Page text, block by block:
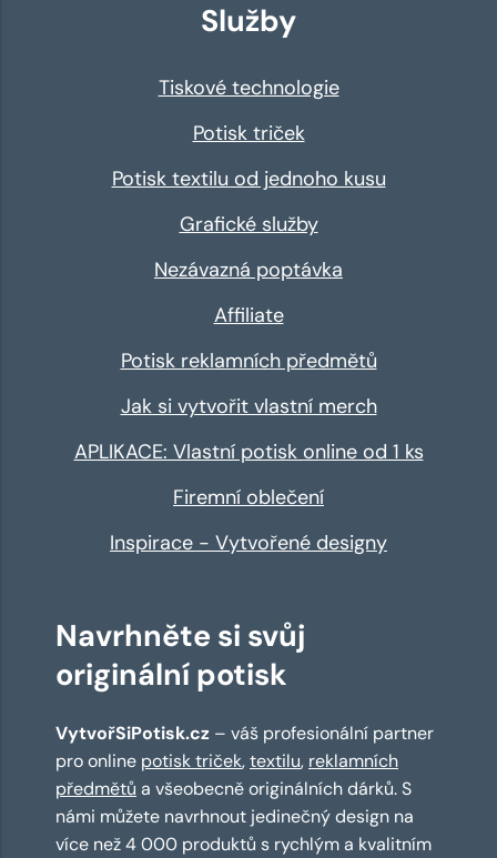
Služby
Tiskové technologie
Potisk triček
Potisk textilu od jednoho kusu
Grafické služby
Nezávazná poptávka
Affiliate
Potisk reklamních předmětů
Jak si vytvořit vlastní merch
APLIKACE: Vlastní potisk online od 1 ks
Firemní oblečení
Inspirace - Vytvořené designy
Navrhněte si svůj
originální potisk
VytvořSiPotisk.cz – váš profesionální partner
pro online potisk triček,textilu, reklamních
předmětů a všeobecně originálních dárků. S
námi můžete navrhnout jedinečný design na
více než 4 000 produktů s rychlým a kvalitním